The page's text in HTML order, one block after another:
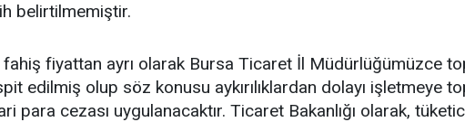
belirtilmemiştir.
fahiş fiyattan ayrı olarak Bursa Ticaret İl Müdürlüğümüzce
edilmiş olup söz konusu aykırılıklardan dolayı işletmeye
para cezası uygulanacaktır. Ticaret Bakanlığı olarak,